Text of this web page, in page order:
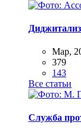
Мар,
379
143
Все статьи
Служба